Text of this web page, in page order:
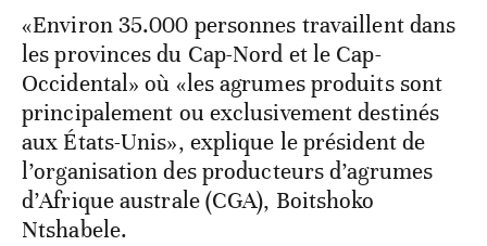
«Environ 35.000 personnes travaillent dans
les provinces du Cap-Nord et le Cap-
Occidental» où «les agrumes produits sont
principalement ou exclusivement destinés
aux États-Unis», explique le président de
l’organisation des producteurs d’agrumes
d’Afrique australe (CGA), Boitshoko
Ntshabele.